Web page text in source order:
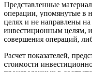
Представленные
операции, упомянутые в
целях и не направлены
инвестиционным целям,
совершения операций,
Расчет показателей,
стоимости